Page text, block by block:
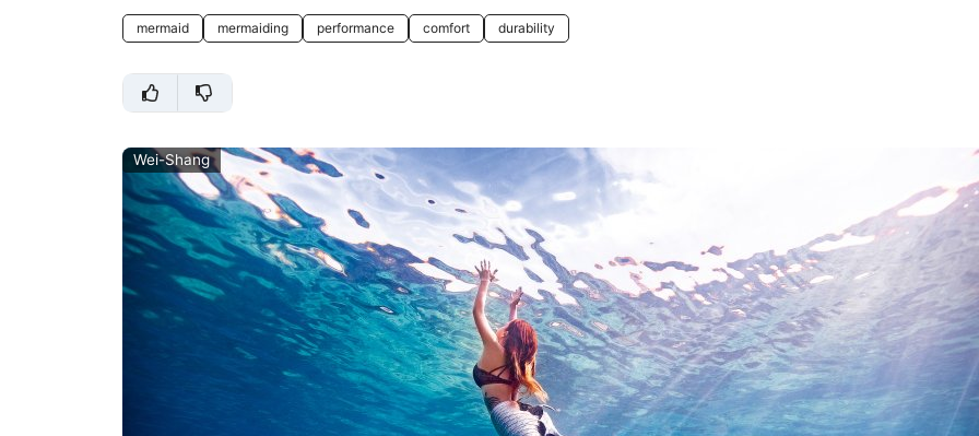
mermaid mermaiding performance comfort durability
Wei-Shang